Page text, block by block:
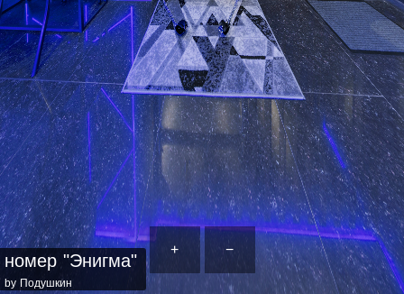
+ −
номер "Энигма"
by Подушкин